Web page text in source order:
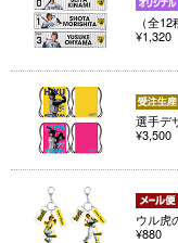
（全
¥1,320
選手デ
¥3,500
ウル虎
¥880